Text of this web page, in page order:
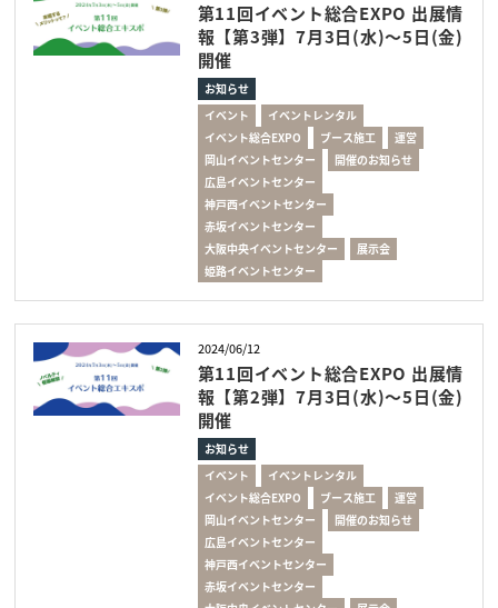
第11回イベント総合EXPO 出展情
報【第3弾】7月3日(水)～5日(金)
開催
お知らせ
イベント
イベントレンタル
イベント総合EXPO
ブース施工
運営
岡山イベントセンター
開催のお知らせ
広島イベントセンター
神戸西イベントセンター
赤坂イベントセンター
大阪中央イベントセンター
展示会
姫路イベントセンター
2024/06/12
第11回イベント総合EXPO 出展情
報【第2弾】7月3日(水)～5日(金)
開催
お知らせ
イベント
イベントレンタル
イベント総合EXPO
ブース施工
運営
岡山イベントセンター
開催のお知らせ
広島イベントセンター
神戸西イベントセンター
赤坂イベントセンター